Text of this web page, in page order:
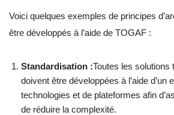
Voici quelques exemples de principes
être développés à l’aide de TOGAF :
Standardisation :Toutes les solutions
doivent être développées à l’aide d’un
technologies et de plateformes afin
de réduire la complexité.